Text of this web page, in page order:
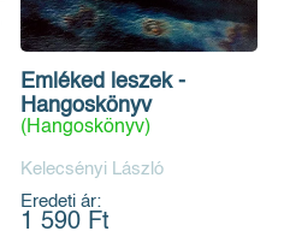
Emléked leszek -
Hangoskönyv
(Hangoskönyv)
Kelecsényi László
Eredeti ár:
1 590 Ft